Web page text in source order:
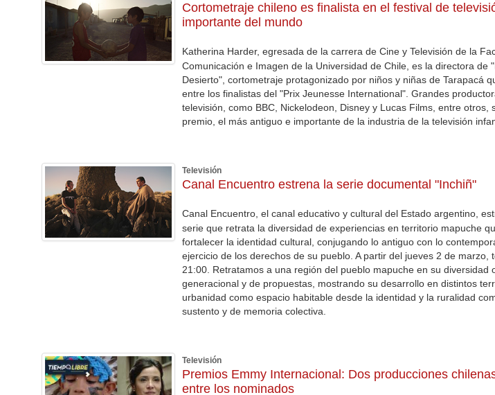
Cortometraje chileno es finalista en el festival de
importante del mundo
Katherina Harder, egresada de la carrera de Cine y Televisión de la
Comunicación e Imagen de la Universidad de Chile, es la directora de
Desierto", cortometraje protagonizado por niños y niñas de Tarapacá
entre los finalistas del "Prix Jeunesse International". Grandes
televisión, como BBC, Nickelodeon, Disney y Lucas Films, entre otros,
premio, el más antiguo e importante de la industria de la televisión
Televisión
Canal Encuentro estrena la serie documental "Inchiñ"
Canal Encuentro, el canal educativo y cultural del Estado argentino,
serie que retrata la diversidad de experiencias en territorio mapuche
fortalecer la identidad cultural, conjugando lo antiguo con lo
ejercicio de los derechos de su pueblo. A partir del jueves 2 de marzo,
21:00. Retratamos a una región del pueblo mapuche en su diversidad
generacional y de propuestas, mostrando su desarrollo en distintos
urbanidad como espacio habitable desde la identidad y la ruralidad
sustento y de memoria colectiva.
Televisión
Premios Emmy Internacional: Dos producciones
entre los nominados